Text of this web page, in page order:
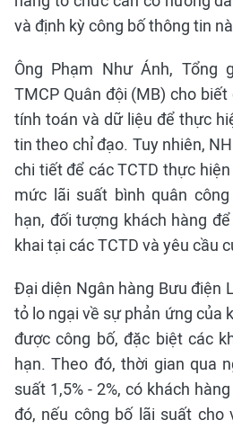
và định kỳ công bố thông tin
Ông Phạm Như Ánh, Tổng
TMCP Quân đội (MB) cho
tính toán và dữ liệu để thực
tin theo chỉ đạo. Tuy nhiên,
chi tiết để các TCTD thực
mức lãi suất bình quân
hạn, đối tượng khách hàng
khai tại các TCTD và yêu cầu
Đại diện Ngân hàng Bưu điện
tỏ lo ngại về sự phản ứng của
được công bố, đặc biệt các
hạn. Theo đó, thời gian qua
suất 1,5% - 2%, có khách
đó, nếu công bố lãi suất cho